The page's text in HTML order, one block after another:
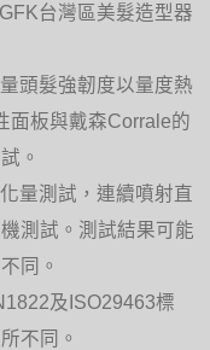
台灣區美髮造型器
頭髮強韌度以量度熱
面板與戴森Corrale的
。
量測試，連續噴射直
測試。測試結果可能
同。
及ISO29463標
不同。